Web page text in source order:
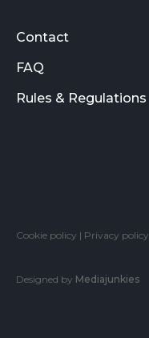
Contact
FAQ
Rules & Regulations
Cookie policy | Privacy policy
Designed by Mediajunkies